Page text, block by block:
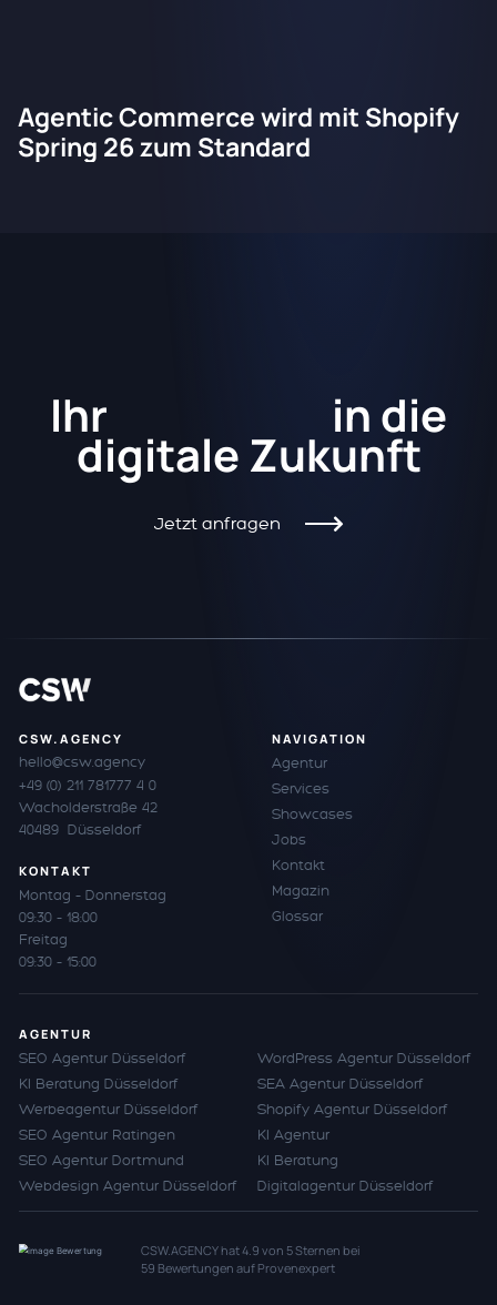
Agentic Commerce wird mit Shopify
Spring 26 zum Standard
Ihr in die
digitale Zukunft
Jetzt anfragen
CSW.AGENCY
hello@csw.agency
+49 (0) 211 781777 4 0
Wacholderstraße 42
40489 Düsseldorf
KONTAKT
Montag – Donnerstag
09:30 – 18:00
Freitag
09:30 – 15:00
NAVIGATION
Agentur
Services
Showcases
Jobs
Kontakt
Magazin
Glossar
AGENTUR
SEO Agentur Düsseldorf
KI Beratung Düsseldorf
Werbeagentur Düsseldorf
SEO Agentur Ratingen
SEO Agentur Dortmund
Webdesign Agentur Düsseldorf
WordPress Agentur Düsseldorf
SEA Agentur Düsseldorf
Shopify Agentur Düsseldorf
KI Agentur
KI Beratung
Digitalagentur Düsseldorf
CSW.AGENCY hat4.9 von 5Sternen bei
59 Bewertungen auf Provenexpert